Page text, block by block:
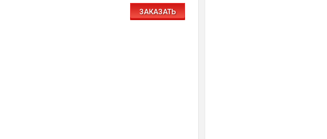
ЗАКАЗАТЬ